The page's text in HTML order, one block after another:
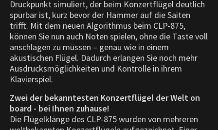
Druckpunkt simuliert, der beim Konzertflügel deutlich
spürbar ist, kurz bevor der Hammer auf die Saiten
trifft. Mit dem neuen Algorithmus beim CLP-875,
können Sie nun auch Noten spielen, ohne die Taste voll
anschlagen zu müssen – genau wie in einem
akustischen Flügel. Dadurch erlangen Sie noch mehr
Ausdrucksmöglichkeiten und Kontrolle in ihrem
Klavierspiel.
Zwei der bekanntesten Konzertflügel der Welt on
board - bei Ihnen zuhause!
Die Flügelklänge des CLP-875 wurden von mehreren